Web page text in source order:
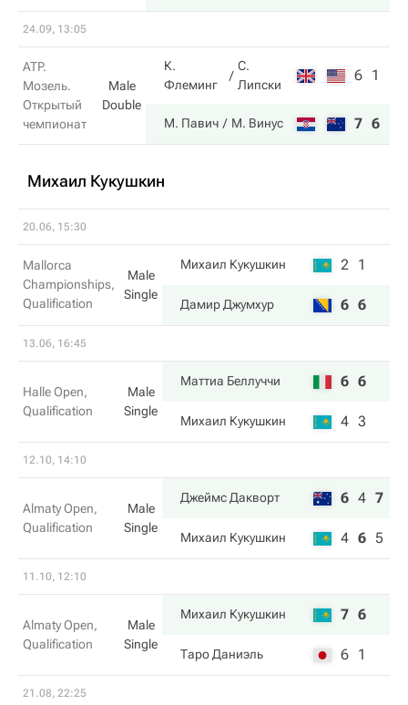
24.09, 13:05
ATP.
Мозель.
Открытый
чемпионат
Male
Double
К.
Флеминг
С.
Липски
6 1
М. Павич М. Винус 7 6
Михаил Кукушкин
20.06, 15:30
Mallorca
Championships,
Qualification
Male
Single
Михаил Кукушкин 2 1
Дамир Джумхур 6 6
13.06, 16:45
Halle Open,
Qualification
Male
Single
Маттиа Беллуччи 6 6
Михаил Кукушкин 4 3
12.10, 14:10
Almaty Open,
Qualification
Male
Single
Джеймс Дакворт 6 4 7
Михаил Кукушкин 4 6 5
11.10, 12:10
Almaty Open,
Qualification
Male
Single
Михаил Кукушкин 7 6
Таро Даниэль 6 1
21.08, 22:25